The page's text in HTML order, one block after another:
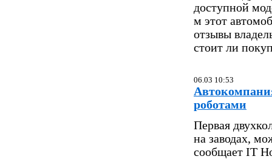
доступной
м этот
отзывы
стоит ли
06.03 10:53
роботами
Первая
на заводах,
сообщает IT